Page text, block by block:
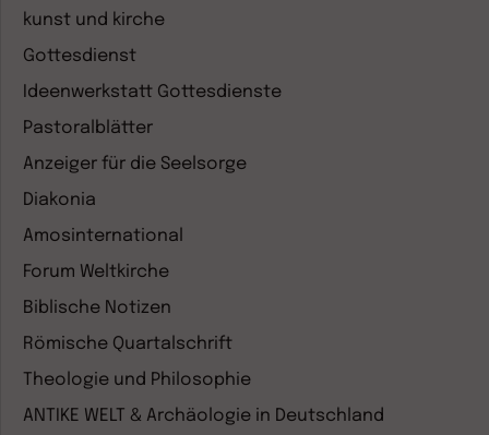
kunst und kirche
Gottesdienst
Ideenwerkstatt Gottesdienste
Pastoralblätter
Anzeiger für die Seelsorge
Diakonia
Amosinternational
Forum Weltkirche
Biblische Notizen
Römische Quartalschrift
Theologie und Philosophie
ANTIKE WELT & Archäologie in Deutschland